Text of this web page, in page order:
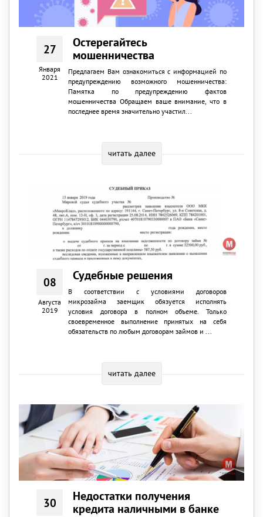
27
Января
2021
Остерегайтесь
мошенничества
Предлагаем Вам ознакомиться с информацией по
предупреждению возможного мошенничества:
Памятка по предупреждению фактов
мошенничества Обращаем ваше внимание, что в
последнее время значительно участил...
читать далее
08
Августа
2019
Судебные решения
В соответствии с условиями договоров
микрозайма заемщик обязуется исполнять
условия договора в полном объеме. Только
своевременное выполнение принятых на себя
обязательств по любым договорам займов и ...
читать далее
30
Недостатки получения
кредита наличными в банке